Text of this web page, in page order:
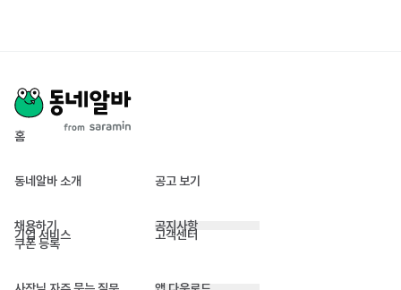
홈
동네알바 소개 공고 보기
채용하기
기업 서비스
쿠폰 등록
공지사항
고객센터